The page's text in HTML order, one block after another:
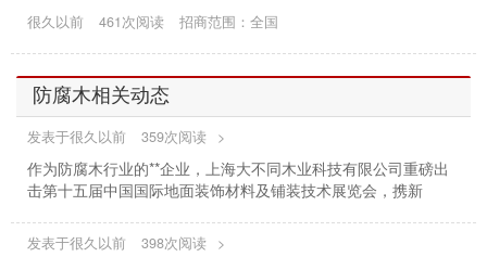
很久以前 461次阅读 招商范围：全国
防腐木相关动态
发表于很久以前 359次阅读 >
作为防腐木行业的**企业，上海大不同木业科技有限公司重磅出
击第十五届中国国际地面装饰材料及铺装技术展览会，携新
发表于很久以前 398次阅读 >